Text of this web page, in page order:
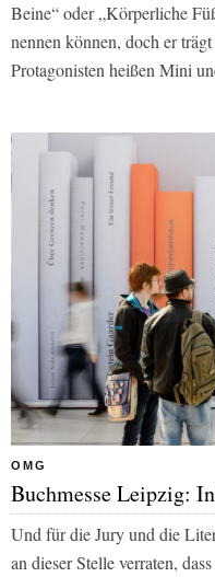
Beine“ oder „Körperliche
nennen können, doch er
Protagonisten heißen Mini
OMG
Buchmesse Leipzig:
Und für die Jury und die
an dieser Stelle verraten,